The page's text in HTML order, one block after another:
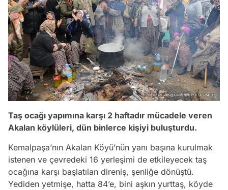
Taş ocağı yapımına karşı 2 haftadır mücadele veren
Akalan köylüleri, dün binlerce kişiyi buluşturdu.
Kemalpaşa’nın Akalan Köyü’nün yanı başına kurulmak
istenen ve çevredeki 16 yerleşimi de etkileyecek taş
ocağına karşı başlatılan direniş, şenliğe dönüştü.
Yediden yetmişe, hatta 84’e, bini aşkın yurttaş, köyde